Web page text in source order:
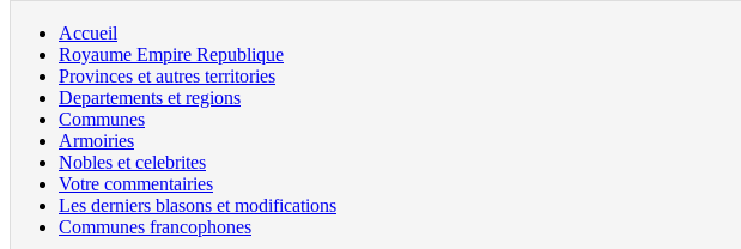
Accueil
Royaume Empire Republique
Provinces et autres territories
Departements et regions
Communes
Armoiries
Nobles et celebrites
Votre commentairies
Les derniers blasons et modifications
Communes francophones